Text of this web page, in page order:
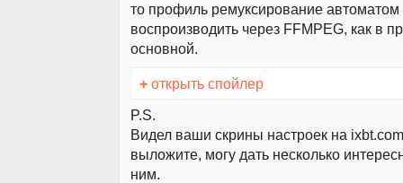
то профиль ремуксирование автоматом
воспроизводить через FFMPEG, как в
основной.
+ открыть спойлер
P.S.
Видел ваши скрины настроек на
выложите, могу дать несколько
ним.